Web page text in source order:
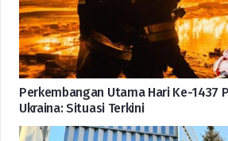
Perkembangan Utama Hari Ke-1437
Ukraina: Situasi Terkini